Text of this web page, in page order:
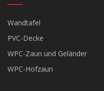
Wandtafel
PVC-Decke
WPC-Zaun und Geländer
WPC-Hofzaun